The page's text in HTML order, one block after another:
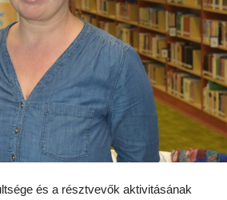
és a résztvevők aktivitásának